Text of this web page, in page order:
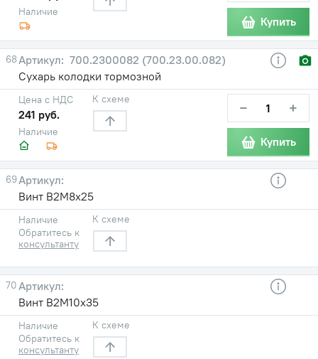
Наличие
Купить
68
700.2300082 (700.23.00.082)
Сухарь колодки тормозной
Наличие
Цена с НДС
241 руб.
К схеме − +
Купить
69
Винт В2М8х25
Наличие
Обратитесь к
консультанту
К схеме
70
Винт В2М10х35
Наличие
Обратитесь к
консультанту
К схеме